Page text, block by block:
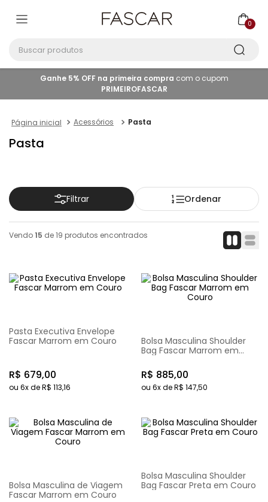
0
Ganhe 5% OFF na primeira compra com o cupom
PRIMEIROFASCAR
Acessórios Pasta
Pasta
Filtrar Ordenar
Vendo15 de19 produtos encontrados
Pasta Executiva Envelope
Fascar Marrom em Couro
R$ 679,00
ou 6x deR$ 113,16
Bolsa Masculina Shoulder
Bag Fascar Marrom em
R$ 885,00
ou 6x deR$ 147,50
Bolsa Masculina de Viagem
Fascar Marrom em Couro
Bolsa Masculina Shoulder
Bag Fascar Preta em Couro